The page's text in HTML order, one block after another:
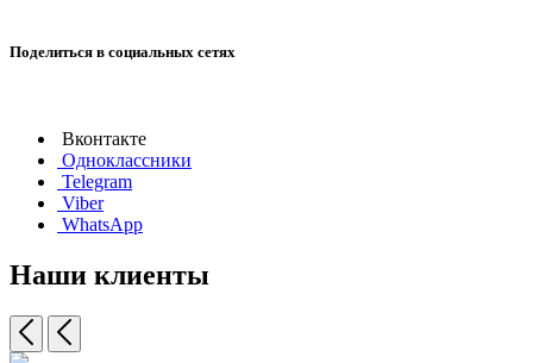
Поделиться в социальных сетях
Вконтакте
Одноклассники
Telegram
Viber
WhatsApp
Наши клиенты